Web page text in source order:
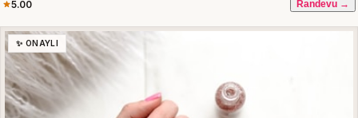
5.00 Randevu →
✨ ONAYLI